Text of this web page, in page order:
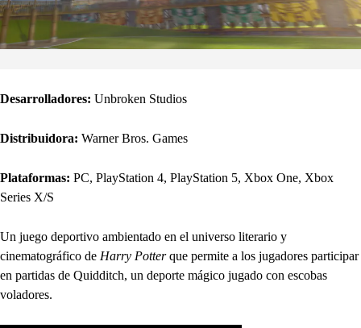
Desarrolladores: Unbroken Studios
Distribuidora: Warner Bros. Games
Plataformas: PC, PlayStation 4, PlayStation 5, Xbox One, Xbox
Series X/S
Un juego deportivo ambientado en el universo literario y
cinematográfico de Harry Potterque permite a los jugadores participar
en partidas de Quidditch, un deporte mágico jugado con escobas
voladores.